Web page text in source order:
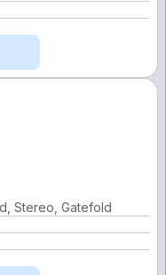
Stereo, Gatefold